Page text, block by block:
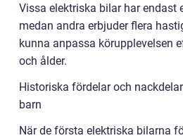
Vissa elektriska bilar har endast
medan andra erbjuder flera
kunna anpassa körupplevelsen
och ålder.
Historiska fördelar och
barn
När de första elektriska bilarna